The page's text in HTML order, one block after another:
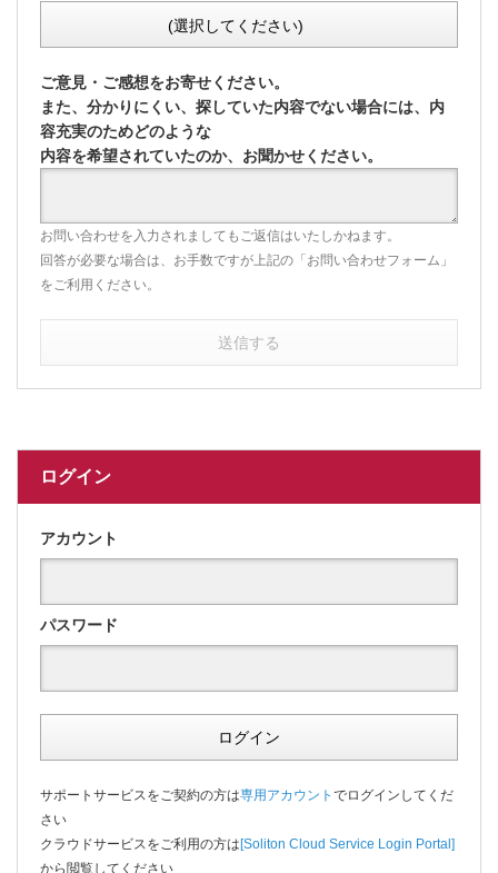
(選択してください)
ご意見・ご感想をお寄せください。
また、分かりにくい、探していた内容でない場合には、内
容充実のためどのような
内容を希望されていたのか、お聞かせください。
お問い合わせを入力されましてもご返信はいたしかねます。
回答が必要な場合は、お手数ですが上記の「お問い合わせフォーム」
をご利用ください。
送信する
ログイン
アカウント
パスワード
ログイン
サポートサービスをご契約の方は専用アカウント でログインしてくだ
さい
クラウドサービスをご利用の方は[Soliton Cloud Service Login Portal]
から閲覧してください